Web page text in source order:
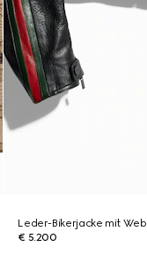
Leder-Bikerjacke mit Web
€ 5.200